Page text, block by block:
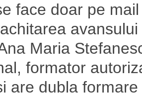
face doar pe
Maria
formator
are dubla